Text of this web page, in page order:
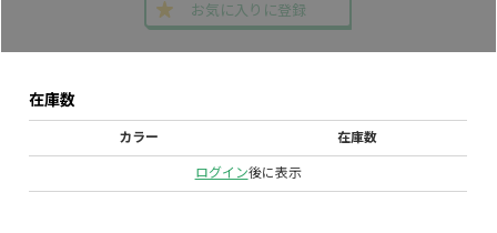
お気に入りに登録
在庫数
カラー 在庫数
ログイン後に表示